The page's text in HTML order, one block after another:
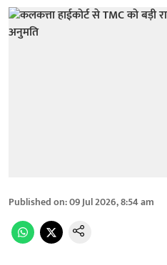
Published on:09 Jul 2026, 8:54 am